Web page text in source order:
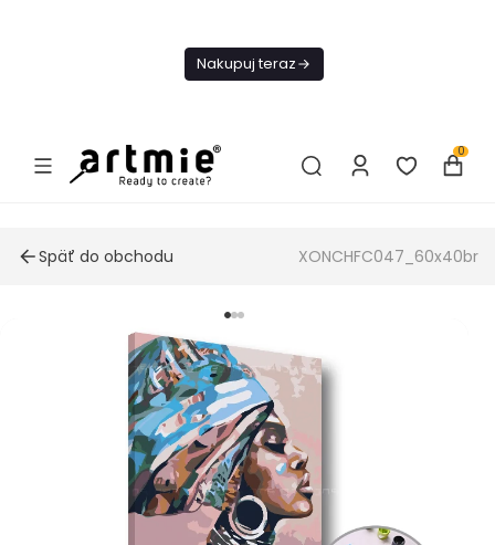
Nakupuj teraz
0
Späť do obchodu XONCHFC047_60x40br